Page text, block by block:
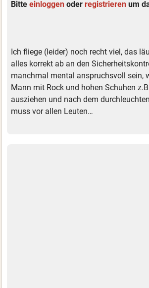
Bitteeinloggen oderregistrieren um
Ich fliege (leider) noch recht viel, das
alles korrekt ab an den
manchmal mental anspruchsvoll sein,
Mann mit Rock und hohen Schuhen
ausziehen und nach dem
muss vor allen Leuten…